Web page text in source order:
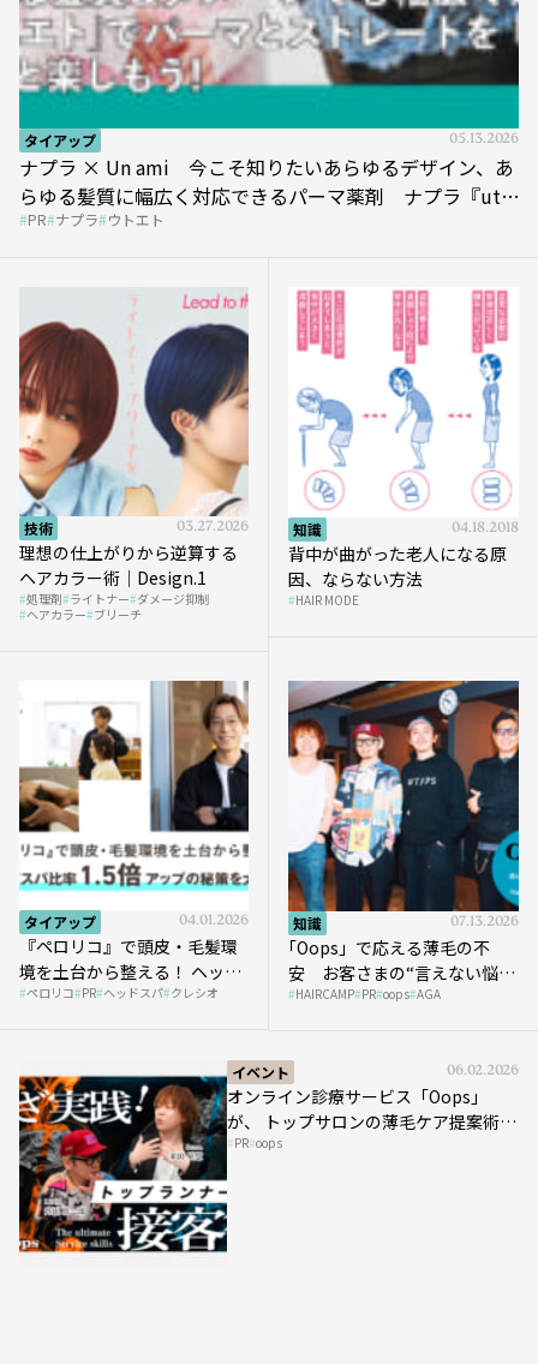
タイアップ 05.13.2026
ナプラ × Un ami 今こそ知りたいあらゆるデザイン、あ
らゆる髪質に幅広く対応できるパーマ薬剤 ナプラ『ut-
et』
PR ナプラ ウトエト
技術 03.27.2026
理想の仕上がりから逆算する
ヘアカラー術｜Design.1
処理剤 ライトナー ダメージ抑制
ヘアカラー ブリーチ
知識 04.18.2018
背中が曲がった老人になる原
因、ならない方法
HAIR MODE
タイアップ 04.01.2026
『ペロリコ』で頭皮・毛髪環
境を土台から整える！ ヘッド
スパ比率1.5倍アップの秘策を
ペロリコ PR ヘッドスパ クレシオ
知識 07.13.2026
｢Oops」で応える薄毛の不
安 お客さまの“言えない悩
み”にどう向き合う？ ＃01
HAIRCAMP PR oops AGA
イベント 06.02.2026
オンライン診療サービス「Oops」
が、 トップサロンの薄毛ケア提案術を
HAIRCAMPで公開！
PR oops